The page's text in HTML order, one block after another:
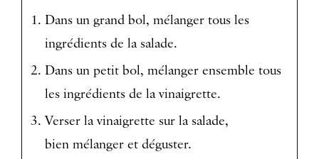
Dans un grand bol, mélanger tous les
ingrédients de la salade.
Dans un petit bol, mélanger ensemble tous
les ingrédients de la vinaigrette.
Verser la vinaigrette sur la salade,
bien mélanger et déguster.